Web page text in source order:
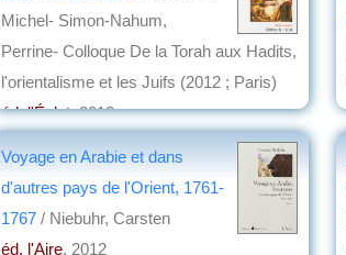
Michel- Simon-Nahum,
Perrine- Colloque De la Torah aux Hadits,
l'orientalisme et les Juifs (2012 ; Paris)
éd. l'Éclat, 2013
Voyage en Arabie et dans
d'autres pays de l'Orient, 1761-
1767 / Niebuhr, Carsten
éd. l'Aire, 2012